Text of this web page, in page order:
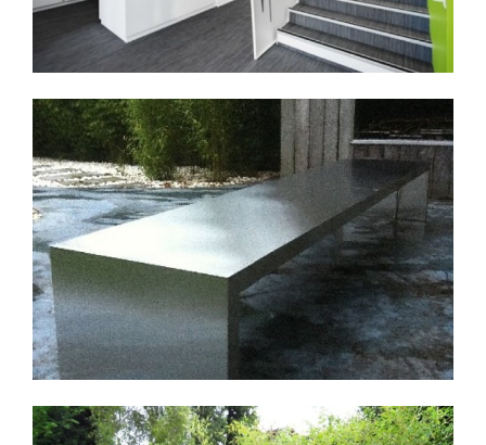
Découvrir
PANNEAUX EN ACIER CORTEN
Mobilier et décoration métallique - Nord-Pas-de-
Calais
Découvrir